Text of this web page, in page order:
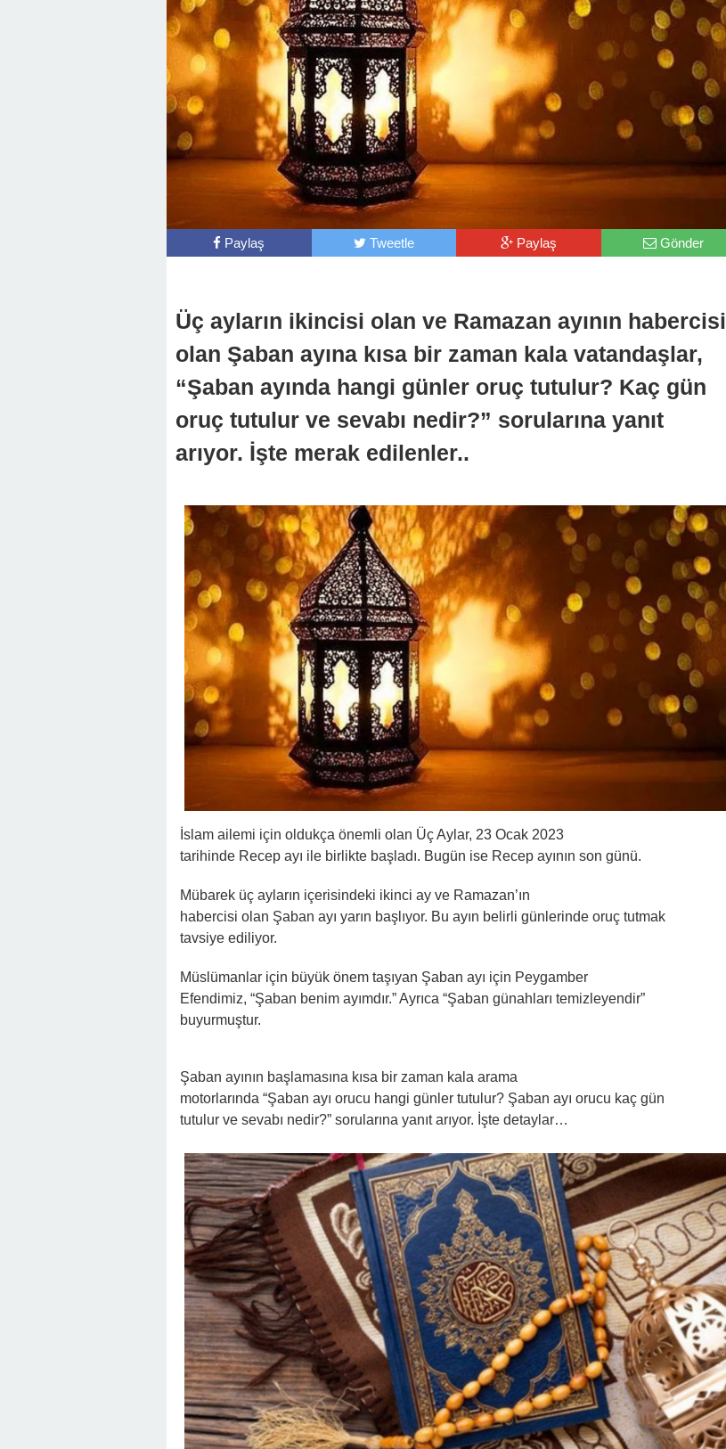
Paylaş Tweetle Paylaş Gönder
Üç ayların ikincisi olan ve Ramazan ayının habercisi
olan Şaban ayına kısa bir zaman kala vatandaşlar,
“Şaban ayında hangi günler oruç tutulur? Kaç gün
oruç tutulur ve sevabı nedir?” sorularına yanıt
arıyor. İşte merak edilenler..
İslam ailemi için oldukça önemli olan Üç Aylar, 23 Ocak 2023
tarihinde Recep ayı ile birlikte başladı. Bugün ise Recep ayının son günü.
Mübarek üç ayların içerisindeki ikinci ay ve Ramazan’ın
habercisi olan Şaban ayı yarın başlıyor. Bu ayın belirli günlerinde oruç tutmak
tavsiye ediliyor.
Müslümanlar için büyük önem taşıyan Şaban ayı için Peygamber
Efendimiz, “Şaban benim ayımdır.” Ayrıca “Şaban günahları temizleyendir”
buyurmuştur.
Şaban ayının başlamasına kısa bir zaman kala arama
motorlarında “Şaban ayı orucu hangi günler tutulur? Şaban ayı orucu kaç gün
tutulur ve sevabı nedir?” sorularına yanıt arıyor. İşte detaylar…